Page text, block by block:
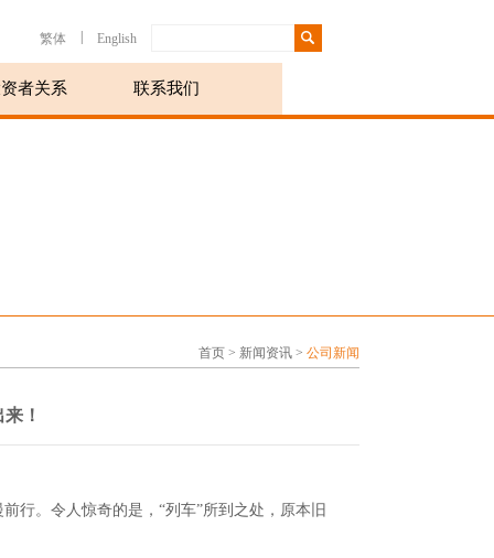
繁体 English
者关系 联系我们
首页 > 新闻资讯 > 公司新闻
！
行。令人惊奇的是，“列车”所到之处，原本旧